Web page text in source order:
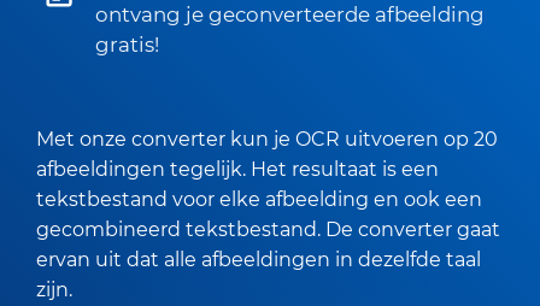
ontvang je geconverteerde afbeelding
gratis!
Met onze converter kun je OCR uitvoeren op 20
afbeeldingen tegelijk. Het resultaat is een
tekstbestand voor elke afbeelding en ook een
gecombineerd tekstbestand. De converter gaat
ervan uit dat alle afbeeldingen in dezelfde taal
zijn.